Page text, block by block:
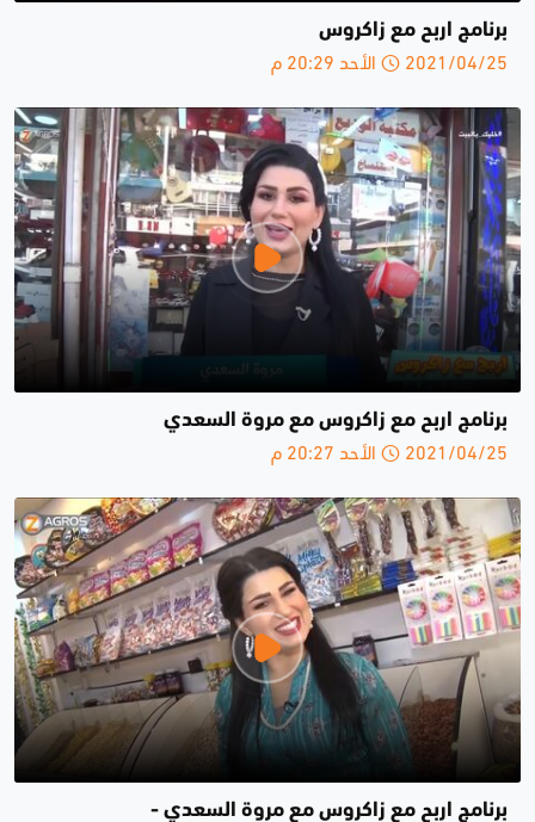
برنامج اربح مع زاكروس
2021/04/25 الأحد 20:29 م
برنامج اربح مع زاكروس مع مروة السعدي
2021/04/25 الأحد 20:27 م
برنامج اربح مع زاكروس مع مروة السعدي -